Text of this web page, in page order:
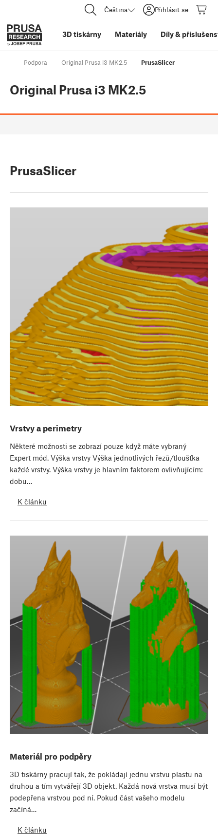
Čeština Přihlásit se
3D tiskárny Materiály Díly&
Podpora Original Prusa i3 MK2.5 PrusaSlicer
Original Prusa i3 MK2.5
PrusaSlicer
Vrstvy a perimetry
Některé možnosti se zobrazí pouze když máte vybraný
Expert mód. Výška vrstvy Výška jednotlivých řezů/tloušťka
každé vrstvy. Výška vrstvy je hlavním faktorem ovlivňujícím:
dobu…
K článku
Materiál pro podpěry
3D tiskárny pracují tak, že pokládají jednu vrstvu plastu na
druhou a tím vytvářejí 3D objekt. Každá nová vrstva musí být
podepřena vrstvou pod ní. Pokud část vašeho modelu
začíná…
K článku